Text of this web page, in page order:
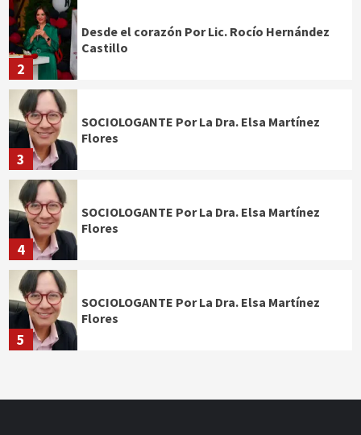
2
Desde el corazón Por Lic. Rocío Hernández
Castillo
3
SOCIOLOGANTE Por La Dra. Elsa Martínez
Flores
4
SOCIOLOGANTE Por La Dra. Elsa Martínez
Flores
5
SOCIOLOGANTE Por La Dra. Elsa Martínez
Flores